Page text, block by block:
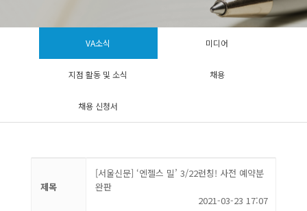
VA소식 미디어
지점 활동 및 소식 채용
채용 신청서
제목
[서울신문] ‘엔젤스 밀’ 3/22런칭! 사전 예약분
완판
2021-03-23 17:07